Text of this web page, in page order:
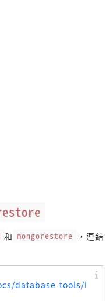
和 mongorestore
，連結
database-tools/i